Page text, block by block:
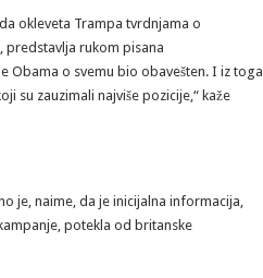
okleveta Trampa tvrdnjama o
predstavlja rukom pisana
Obama o svemu bio obavešten. I iz toga
su zauzimali najviše pozicije,“ kaže
je, naime, da je inicijalna informacija,
potekla od britanske